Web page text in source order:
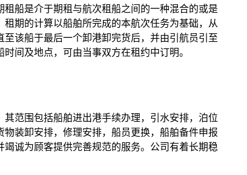
船是介于期租与航次租船之间的一种混合的或是
期的计算以船舶所完成的本航次任务为基础，从
该船于最后一个卸港卸完货后，并由引航员引至
间及地点，可由当事双方在租约中订明。
范围包括船舶进出港手续办理，引水安排，泊位
装卸安排，修理安排，船员更换，船舶备件申报
诚为顾客提供完善规范的服务。公司有着长期稳